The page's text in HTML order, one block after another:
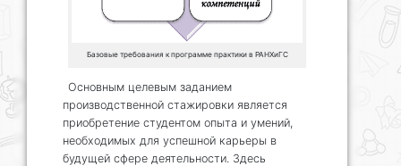
Базовые требования к программе практики в РАНХиГС
Основным целевым заданием
производственной стажировки является
приобретение студентом опыта и умений,
необходимых для успешной карьеры в
будущей сфере деятельности. Здесь